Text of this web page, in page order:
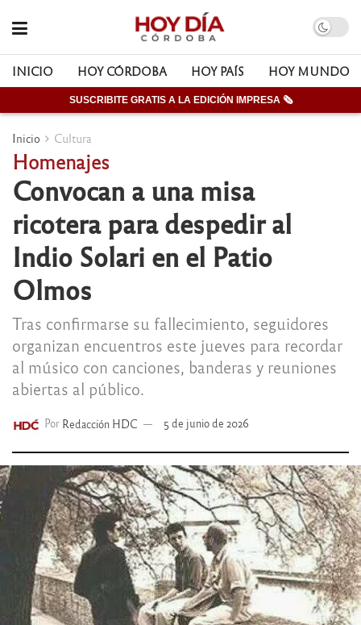
INICIO HOY CÓRDOBA HOY PAÍS HOY MUNDO
SUSCRIBITE GRATIS A LA EDICIÓN IMPRESA 🗞
Inicio Cultura
Homenajes
Convocan a una misa
ricotera para despedir al
Indio Solari en el Patio
Olmos
Tras confirmarse su fallecimiento, seguidores
organizan encuentros este jueves para recordar
al músico con canciones, banderas y reuniones
abiertas al público.
Por Redacción HDC 5 de junio de 2026